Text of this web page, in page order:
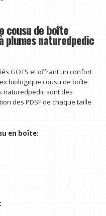
cousu de boîte
plumes naturedpedic
GOTS et offrant un confort
biologique cousu de boîte
naturedpedic sont des
des PDSF de chaque taille
en boîte: